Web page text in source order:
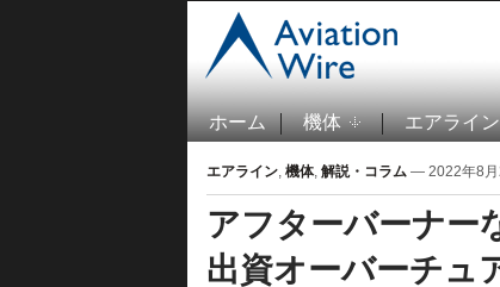
ホーム 機体 エアライン
エアライン, 機体, 解説・コラム — 2022年8月
アフターバーナ
出資オーバーチュ